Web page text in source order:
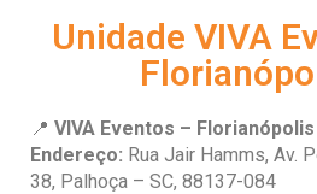
Unidade VIVA
📍 VIVA Eventos –
Endereço: Rua Jair Hamms, Av.
38, Palhoça – SC, 88137-084